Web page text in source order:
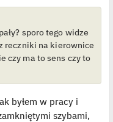
sporo tego widze
reczniki na kierownice
czy ma to sens czy to
byłem w pracy i
szybami,